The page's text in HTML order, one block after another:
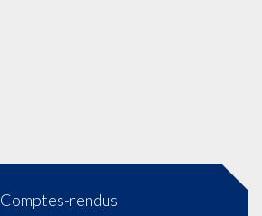
Comptes-rendus